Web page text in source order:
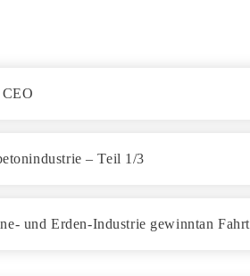
– Teil 1/3
und Erden-Industrie gewinntan Fahrt